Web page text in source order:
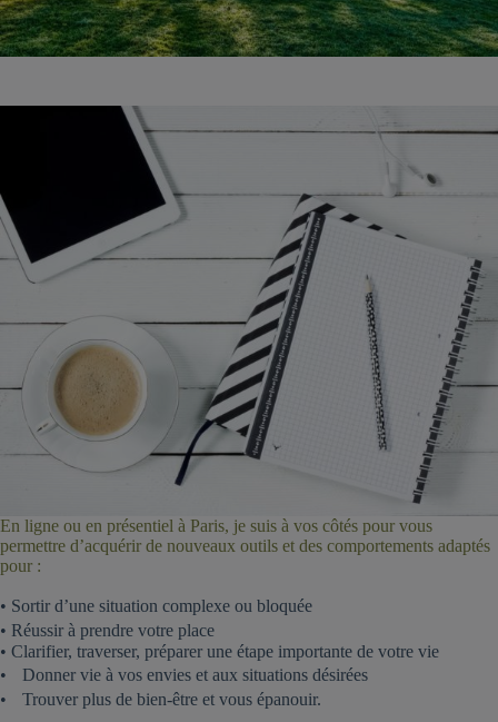
En ligne ou en présentiel à Paris, je suis à vos côtés pour vous
permettre d’acquérir de nouveaux outils et des comportements adaptés
pour :
• Sortir d’une situation complexe ou bloquée
• Réussir à prendre votre place
• Clarifier, traverser, préparer une étape importante de votre vie
• Donner vie à vos envies et aux situations désirées
• Trouver plus de bien-être et vous épanouir.